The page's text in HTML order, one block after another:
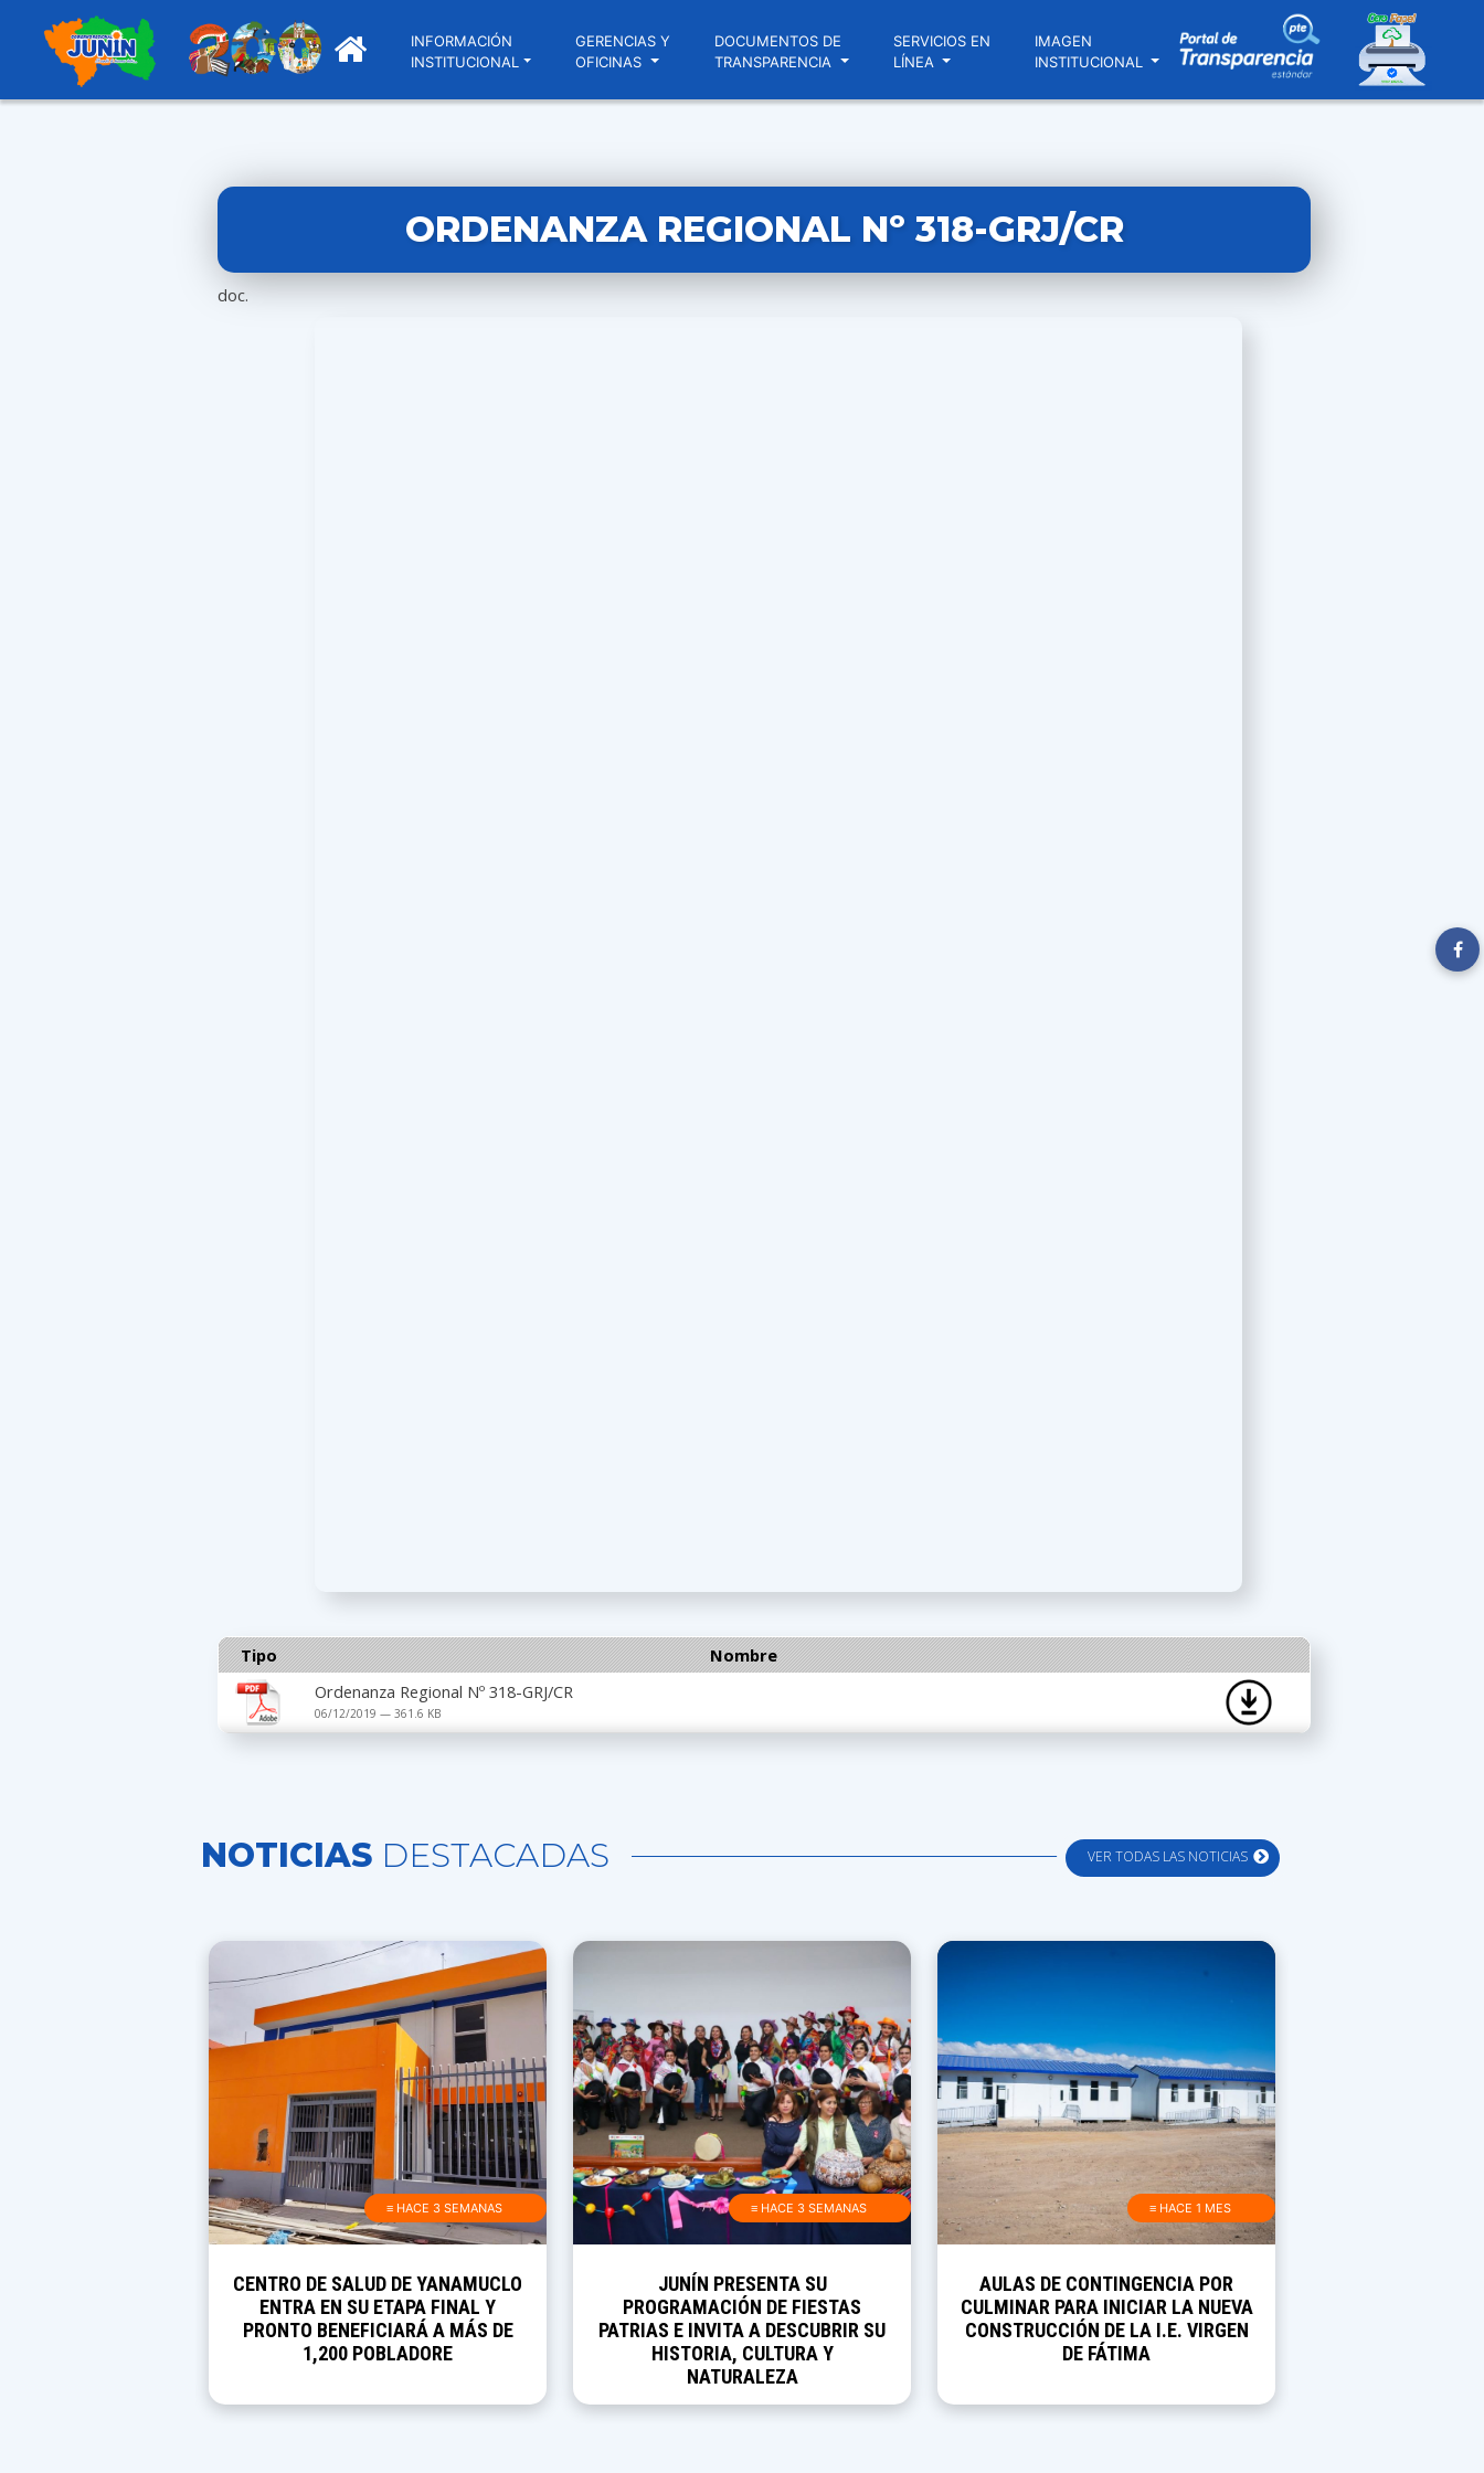
INFORMACIÓN
INSTITUCIONAL
GERENCIAS Y
OFICINAS
DOCUMENTOS DE
TRANSPARENCIA
SERVICIOS EN
LÍNEA
IMAGEN
INSTITUCIONAL
ORDENANZA REGIONAL Nº 318-GRJ/CR
doc.
Tipo
Nombre
Ordenanza Regional Nº 318-GRJ/CR
06/12/2019 — 361.6 KB
VER TODAS LAS NOTICIAS
NOTICIAS DESTACADAS
≡ HACE 3 SEMANAS
CENTRO DE SALUD DE YANAMUCLO
ENTRA EN SU ETAPA FINAL Y
PRONTO BENEFICIARÁ A MÁS DE
1,200 POBLADORE
≡ HACE 3 SEMANAS
JUNÍN PRESENTA SU
PROGRAMACIÓN DE FIESTAS
PATRIAS E INVITA A DESCUBRIR SU
HISTORIA, CULTURA Y
NATURALEZA
≡ HACE 1 MES
AULAS DE CONTINGENCIA POR
CULMINAR PARA INICIAR LA NUEVA
CONSTRUCCIÓN DE LA I.E. VIRGEN
DE FÁTIMA